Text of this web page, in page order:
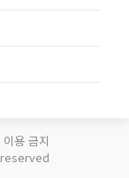
용 금지